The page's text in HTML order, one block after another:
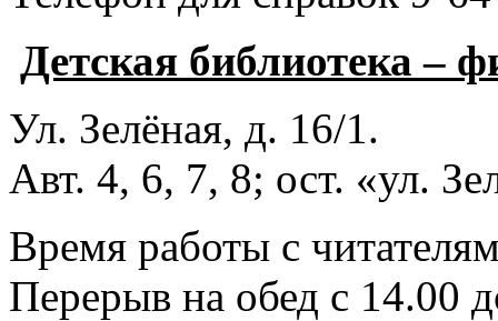
Детская библиотека –
Ул. Зелёная, д. 16/1.
Авт. 4, 6, 7, 8; ост. «ул.
Время работы с
Перерыв на обед с 14.00